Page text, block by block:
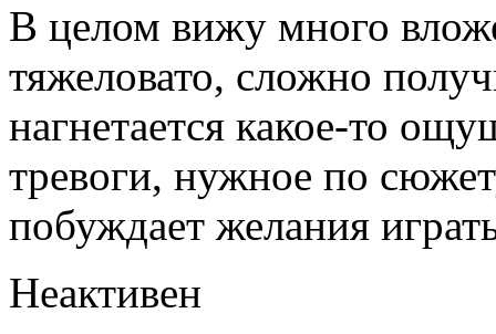
В целом вижу много
тяжеловато, сложно
нагнетается какое-то
тревоги, нужное по
побуждает желания
Неактивен